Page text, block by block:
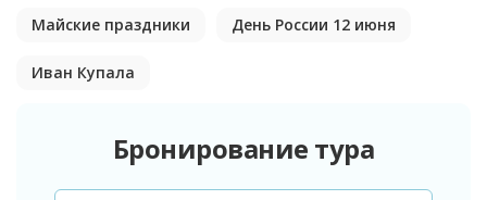
Майские праздники День России 12 июня
Иван Купала
Бронирование тура